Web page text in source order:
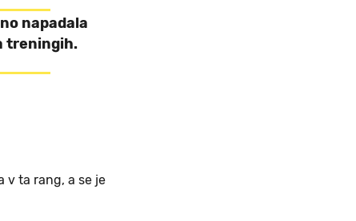
napadala
treningih.
v ta rang, a se je